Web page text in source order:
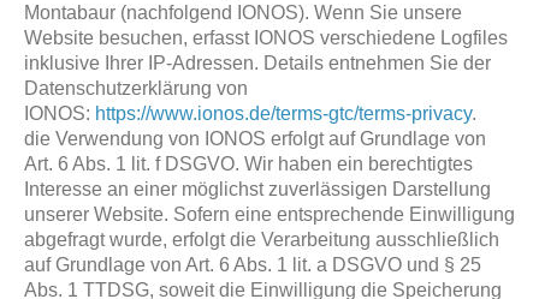
Montabaur (nachfolgend IONOS). Wenn Sie unsere
Website besuchen, erfasst IONOS verschiedene Logfiles
inklusive Ihrer IP-Adressen. Details entnehmen Sie der
Datenschutzerklärung von
IONOS: https://www.ionos.de/terms-gtc/terms-privacy.
die Verwendung von IONOS erfolgt auf Grundlage von
Art. 6 Abs. 1 lit. f DSGVO. Wir haben ein berechtigtes
Interesse an einer möglichst zuverlässigen Darstellung
unserer Website. Sofern eine entsprechende Einwilligung
abgefragt wurde, erfolgt die Verarbeitung ausschließlich
auf Grundlage von Art. 6 Abs. 1 lit. a DSGVO und § 25
Abs. 1 TTDSG, soweit die Einwilligung die Speicherung